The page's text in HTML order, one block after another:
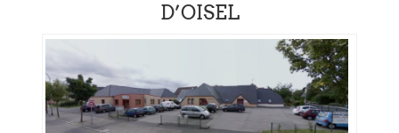
D’OISEL